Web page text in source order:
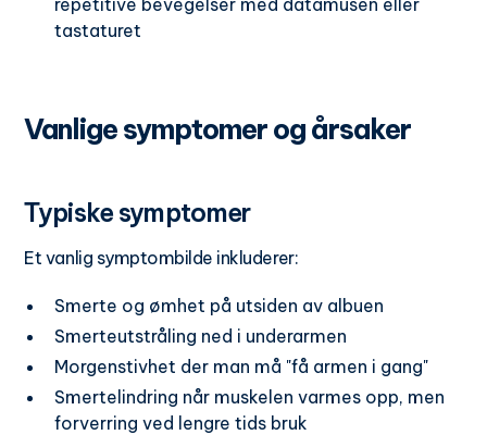
repetitive bevegelser med datamusen eller
tastaturet
Vanlige symptomer og årsaker
Typiske symptomer
Et vanlig symptombilde inkluderer:
Smerte og ømhet på utsiden av albuen
Smerteutstråling ned i underarmen
Morgenstivhet der man må "få armen i gang"
Smertelindring når muskelen varmes opp, men
forverring ved lengre tids bruk